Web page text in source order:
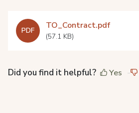
PDF ТО_Contract.pdf
(57.1 KB)
Did you find it helpful? Yes